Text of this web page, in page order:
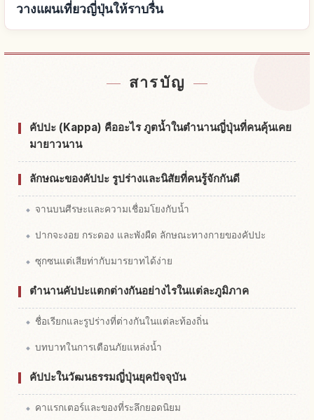
วางแผนเที่ยวญี่ปุ่นให้ราบรื่น
สารบัญ
คัปปะ (Kappa) คืออะไร ภูตน้ำในตำนานญี่ปุ่นที่คนคุ้นเคย
มายาวนาน
ลักษณะของคัปปะ รูปร่างและนิสัยที่คนรู้จักกันดี
จานบนศีรษะและความเชื่อมโยงกับน้ำ
ปากจะงอย กระดอง และพังผืด ลักษณะทางกายของคัปปะ
ซุกซนแต่เสียท่ากับมารยาทได้ง่าย
ตำนานคัปปะแตกต่างกันอย่างไรในแต่ละภูมิภาค
ชื่อเรียกและรูปร่างที่ต่างกันในแต่ละท้องถิ่น
บทบาทในการเตือนภัยแหล่งน้ำ
คัปปะในวัฒนธรรมญี่ปุ่นยุคปัจจุบัน
คาแรกเตอร์และของที่ระลึกยอดนิยม